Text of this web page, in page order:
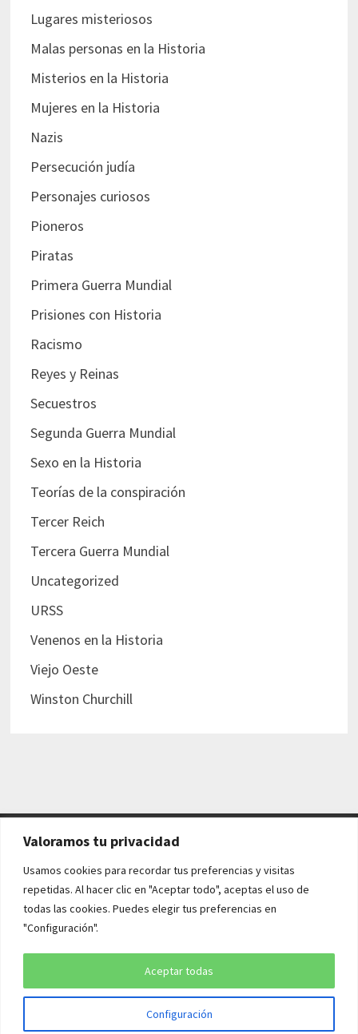
Valoramos tu privacidad
Usamos cookies para recordar tus preferencias y visitas
repetidas. Al hacer clic en "Aceptar todo", aceptas el uso de
todas las cookies. Puedes elegir tus preferencias en
"Configuración".
Configuración
Aceptar todas
Lugares misteriosos
Malas personas en la Historia
Misterios en la Historia
Mujeres en la Historia
Nazis
Persecución judía
Personajes curiosos
Pioneros
Piratas
Primera Guerra Mundial
Prisiones con Historia
Racismo
Reyes y Reinas
Secuestros
Segunda Guerra Mundial
Sexo en la Historia
Teorías de la conspiración
Tercer Reich
Tercera Guerra Mundial
Uncategorized
URSS
Venenos en la Historia
Viejo Oeste
Winston Churchill
AVISO LEGAL Y POLÍTICAS
Aviso legal
Política de cookies